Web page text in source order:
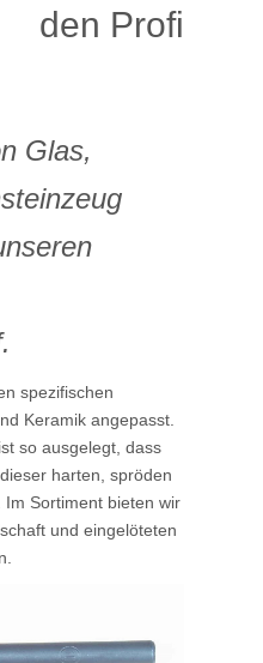
den Profi
Glas,
spezifischen
Keramik angepasst.
so ausgelegt, dass
harten, spröden
Sortiment bieten wir
und eingelöteten